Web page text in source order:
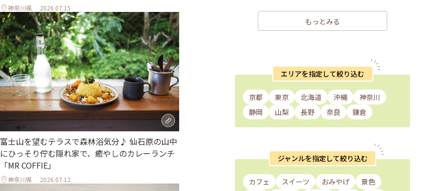
神奈川県 2026.07.15
富士山を望むテラスで森林浴気分♪ 仙石原の山中
にひっそり佇む隠れ家で、癒やしのカレーランチ
「MR COFFIE」
神奈川県 2026.07.12
もっとみる
エリアを指定して絞り込む
京都 東京 北海道 沖縄
神奈川
静岡
山梨 長野 奈良 鎌倉
ジャンルを指定して絞り込む
カフェ スイーツ おみやげ
景色